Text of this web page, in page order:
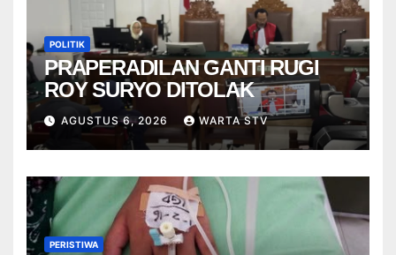
POLITIK
PRAPERADILAN GANTI RUGI
ROY SURYO DITOLAK
AGUSTUS 6, 2026 WARTA STV
PERISTIWA